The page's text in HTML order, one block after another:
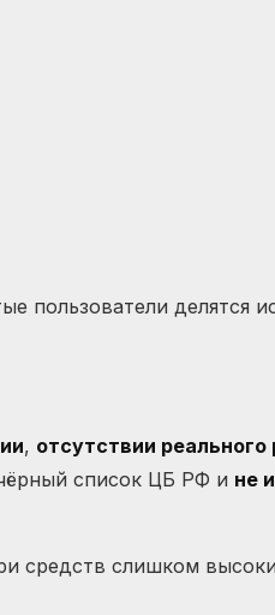
делятся
, отсутствии реального
список ЦБ РФ и не
средств слишком